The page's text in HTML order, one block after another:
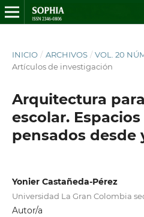
INICIO / ARCHIVOS / VOL. 20
Artículos de investigación
Arquitectura
escolar.
pensados desde
Yonier Castañeda-Pérez
Universidad La Gran Colombia
Autor/a